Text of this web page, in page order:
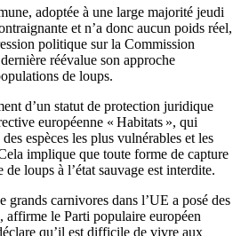
adoptée à une large majorité jeudi
et n’a donc aucun poids réel,
politique sur la Commission
réévalue son approche
de loups.
d’un statut de protection juridique
européenne « Habitats », qui
espèces les plus vulnérables et les
implique que toute forme de capture
loups à l’état sauvage est interdite.
grands carnivores dans l’UE a posé des
affirme le Parti populaire européen
qu’il est difficile de vivre aux